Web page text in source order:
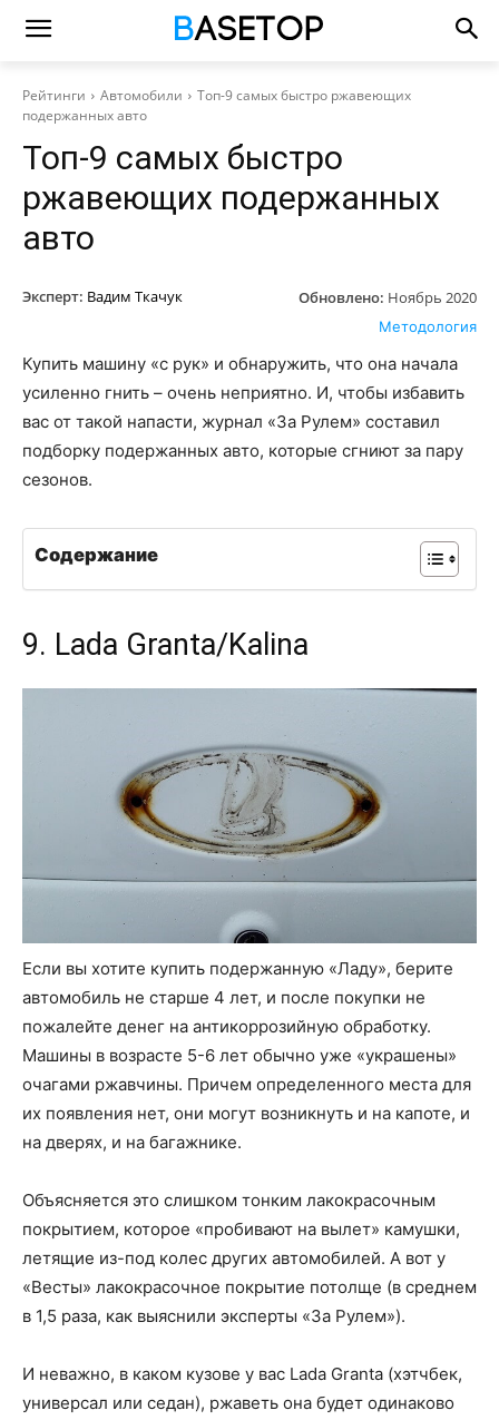
Рейтинги Автомобили
Топ-9 самых быстро ржавеющих
подержанных авто
Топ-9 самых быстро
ржавеющих подержанных
авто
Эксперт: Вадим Ткачук Обновлено: Ноябрь 2020
Методология
Купить машину «с рук» и обнаружить, что она начала
усиленно гнить – очень неприятно. И, чтобы избавить
вас от такой напасти, журнал «За Рулем» составил
подборку подержанных авто, которые сгниют за пару
сезонов.
Содержание
9. Lada Granta/Kalina
Если вы хотите купить подержанную «Ладу», берите
автомобиль не старше 4 лет, и после покупки не
пожалейте денег на антикоррозийную обработку.
Машины в возрасте 5-6 лет обычно уже «украшены»
очагами ржавчины. Причем определенного места для
их появления нет, они могут возникнуть и на капоте, и
на дверях, и на багажнике.
Объясняется это слишком тонким лакокрасочным
покрытием, которое «пробивают на вылет» камушки,
летящие из-под колес других автомобилей. А вот у
«Весты» лакокрасочное покрытие потолще (в среднем
в 1,5 раза, как выяснили эксперты «За Рулем»).
И неважно, в каком кузове у вас Lada Granta (хэтчбек,
универсал или седан), ржаветь она будет одинаково